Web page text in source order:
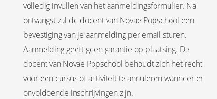
volledig invullen van het aanmeldingsformulier. Na
ontvangst zal de docent van Novae Popschool een
bevestiging van je aanmelding per email sturen.
Aanmelding geeft geen garantie op plaatsing. De
docent van Novae Popschool behoudt zich het recht
voor een cursus of activiteit te annuleren wanneer er
onvoldoende inschrijvingen zijn.